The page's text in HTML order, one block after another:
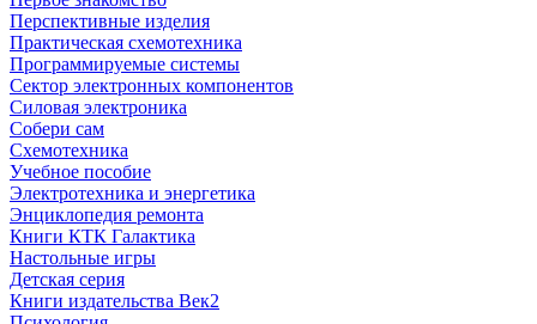
Перспективные изделия
Практическая схемотехника
Программируемые системы
Сектор электронных компонентов
Силовая электроника
Собери сам
Схемотехника
Учебное пособие
Электротехника и энергетика
Энциклопедия ремонта
Книги КТК Галактика
Настольные игры
Детская серия
Книги издательства Век2